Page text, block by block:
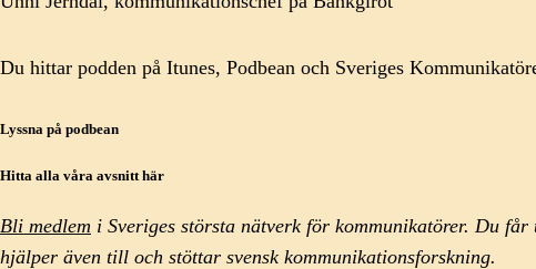
Du hittar podden på Itunes, Podbean och Sveriges
Lyssna på podbean
Hitta alla våra avsnitt här
Bli medlem i Sveriges största nätverk för kommunikatörer. Du
hjälper även till och stöttar svensk kommunikationsforskning.